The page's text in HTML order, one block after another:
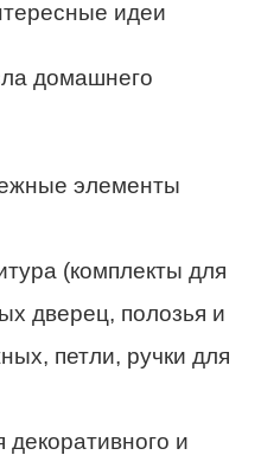
домашнего
элементы
(комплекты для
дверец, полозья и
петли, ручки для
декоративного и